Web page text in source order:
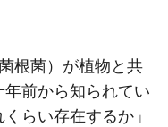
根菌）が植物と共
前から知られてい
らい存在するか」